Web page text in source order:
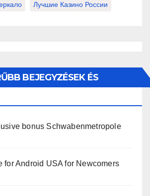
Лучшие Казино России
BEJEGYZÉSEK ÉS
bonus Schwabenmetropole
for Android USA for Newcomers